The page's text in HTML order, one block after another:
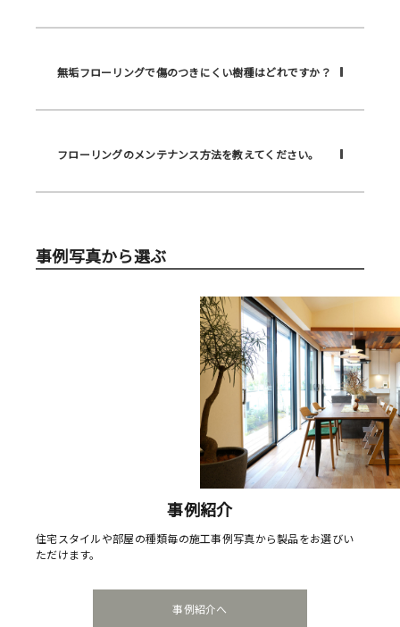
無垢フローリングで傷のつきにくい樹種はどれですか？
フローリングのメンテナンス方法を教えてください。
事例写真から選ぶ
事例紹介
住宅スタイルや部屋の種類毎の施工事例写真から製品をお選びい
ただけます。
事例紹介へ